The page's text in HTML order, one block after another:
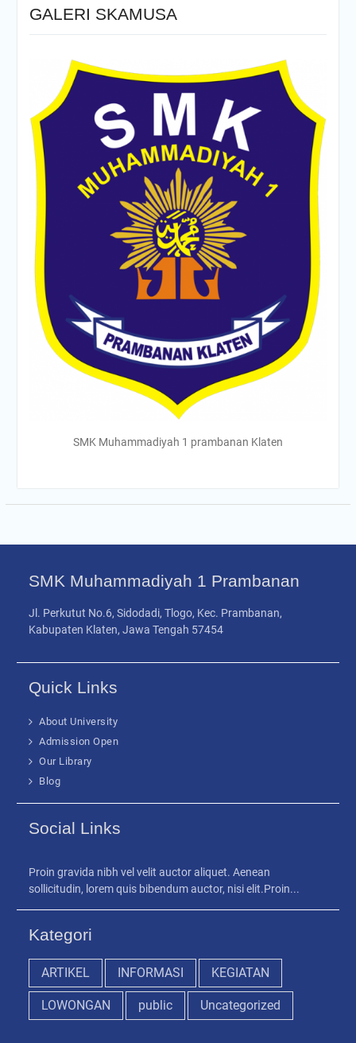
GALERI SKAMUSA
SMK Muhammadiyah 1 prambanan Klaten
SMK Muhammadiyah 1 Prambanan
Jl. Perkutut No.6, Sidodadi, Tlogo, Kec. Prambanan,
Kabupaten Klaten, Jawa Tengah 57454
Quick Links
About University
Admission Open
Our Library
Blog
Social Links
Proin gravida nibh vel velit auctor aliquet. Aenean
sollicitudin, lorem quis bibendum auctor, nisi elit.Proin...
Kategori
ARTIKEL INFORMASI KEGIATAN
LOWONGAN public Uncategorized